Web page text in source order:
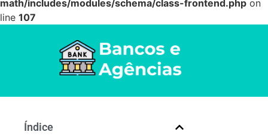
math/includes/modules/schema/class-frontend.php on
line 107
Índice